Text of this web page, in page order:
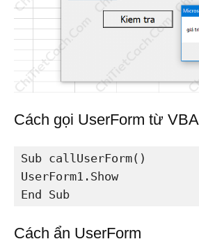
Cách gọi UserForm từ VBA
Sub callUserForm()
UserForm1.Show
End Sub
Cách ẩn UserForm